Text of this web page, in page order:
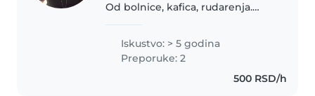
Od bolnice, kafica, rudarenja.
skolu, sa njima, po potrebi. Imam
i sertifikat za osobe sa
invalidetom. Uzto neka ide
Iskustvo: > 5 godina
Preporuke: 2
500 RSD/h